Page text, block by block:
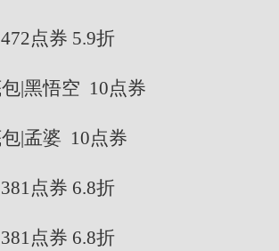
点券 5.9折
|黑悟空 10点券
|孟婆 10点券
点券 6.8折
点券 6.8折